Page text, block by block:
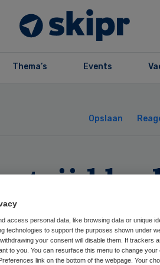
Thema’s Events
Opslaan
access personal data, like browsing data or unique
technologies to support the purposes shown under
your consent will disable them. If trackers
to you. You can resurface this menu to change
link on the bottom of the webpage. Your